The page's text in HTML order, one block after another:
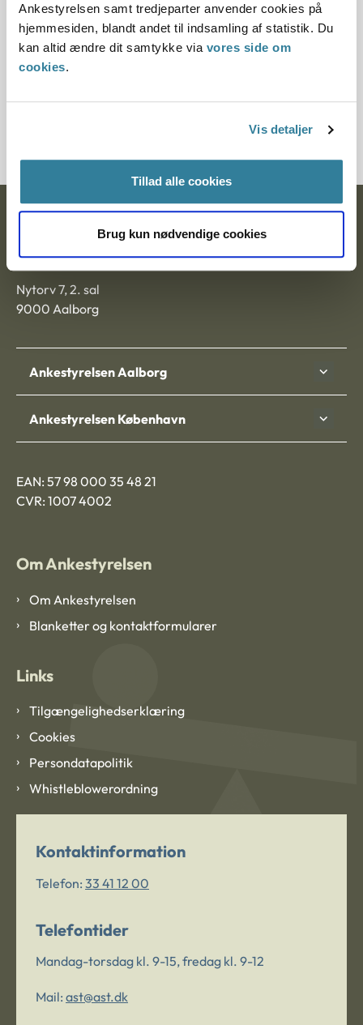
Ankestyrelsen samt tredjeparter anvender cookies på
hjemmesiden, blandt andet til indsamling af statistik. Du
kan altid ændre dit samtykke via vores side om
cookies.
Vis detaljer
Tillad alle cookies
Brug kun nødvendige cookies
Paragraf
§ 9c § 9a § 38 § 40 § 49 § 39 § 51 § 39m § 51i
Postadresse:
Nytorv 7, 2. sal
9000 Aalborg
Ankestyrelsen Aalborg
Ankestyrelsen København
EAN: 57 98 000 35 48 21
CVR: 1007 4002
Om Ankestyrelsen
Om Ankestyrelsen
Blanketter og kontaktformularer
Links
Tilgængelighedserklæring
Cookies
Persondatapolitik
Whistleblowerordning
Kontaktinformation
Telefon: 33 41 12 00
Telefontider
Mandag-torsdag kl. 9-15, fredag kl. 9-12
Mail: ast@ast.dk